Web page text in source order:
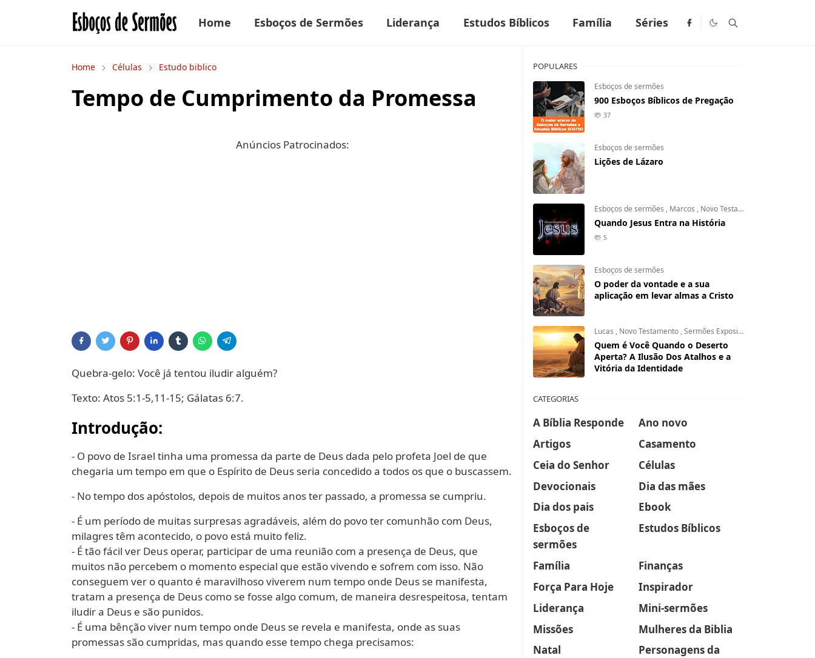
Home Esboços de Sermões Liderança Estudos Bíblicos Família Séries
Home Células Estudo biblico
Tempo de Cumprimento da Promessa
Anúncios Patrocinados:
Quebra-gelo: Você já tentou iludir alguém?
Texto: Atos 5:1-5,11-15; Gálatas 6:7.
Introdução:
- O povo de Israel tinha uma promessa da parte de Deus dada pelo profeta Joel de que
chegaria um tempo em que o Espírito de Deus seria concedido a todos os que o buscassem.
- No tempo dos apóstolos, depois de muitos anos ter passado, a promessa se cumpriu.
- É um período de muitas surpresas agradáveis, além do povo ter comunhão com Deus,
milagres têm acontecido, o povo está muito feliz.
- É tão fácil ver Deus operar, participar de uma reunião com a presença de Deus, que
muitos não percebem o momento especial que estão vivendo e sofrem com isso. Não
conseguem ver o quanto é maravilhoso viverem num tempo onde Deus se manifesta,
tratam a presença de Deus como se fosse algo comum, de maneira desrespeitosa, tentam
iludir a Deus e são punidos.
- É uma bênção viver num tempo onde Deus se revela e manifesta, onde as suas
promessas são cumpridas, mas quando esse tempo chega precisamos:
POPULARES
Esboços de sermões
900 Esboços Bíblicos de Pregação
37
Esboços de sermões
Lições de Lázaro
Esboços de sermões , Marcos , Novo Testamento
Quando Jesus Entra na História
5
Esboços de sermões
O poder da vontade e a sua
aplicação em levar almas a Cristo
Lucas , Novo Testamento ,Sermões Expositivos
Quem é Você Quando o Deserto
Aperta? A Ilusão Dos Atalhos e a
Vitória da Identidade
CATEGORIAS
A Bíblia Responde
Ano novo
Artigos
Casamento
Ceia do Senhor
Células
Devocionais
Dia das mães
Dia dos pais
Ebook
Esboços de
sermões
Estudos Bíblicos
Família
Finanças
Força Para Hoje
Inspirador
Liderança
Mini-sermões
Missões
Mulheres da Biblia
Natal
Personagens da